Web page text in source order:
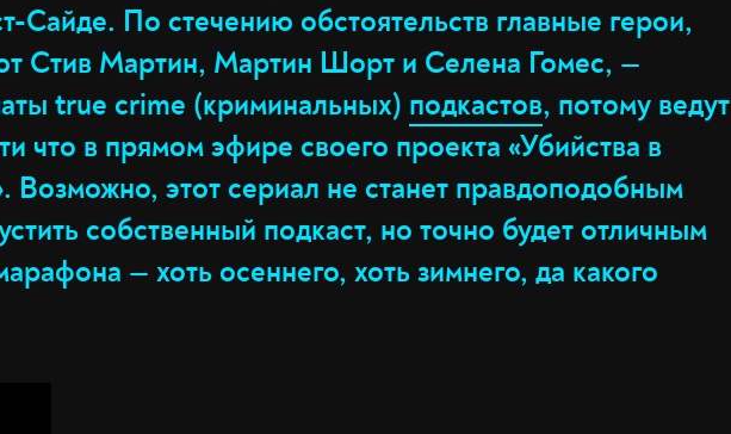
Сайде. По стечению обстоятельств главные герои,
Стив Мартин, Мартин Шорт и Селена Гомес, —
true crime (криминальных) подкастов, потому ведут
что в прямом эфире своего проекта «Убийства в
Возможно, этот сериал не станет правдоподобным
собственный подкаст, но точно будет отличным
— хоть осеннего, хоть зимнего, да какого